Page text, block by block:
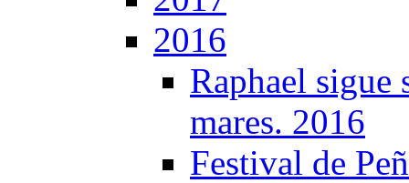
2016
Raphael sigue
mares. 2016
Festival de